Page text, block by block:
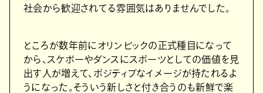
社会から歓迎されてる雰囲気はありませんでした。
ところが数年前にオリンピックの正式種目になって
から、スケボーやダンスにスポーツとしての価値を見
出す人が増えて、ポジティブなイメージが持たれるよ
うになった。そういう新しさと付き合うのも新鮮で楽